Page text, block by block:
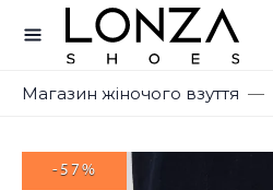
Магазин жіночого взуття
-57%